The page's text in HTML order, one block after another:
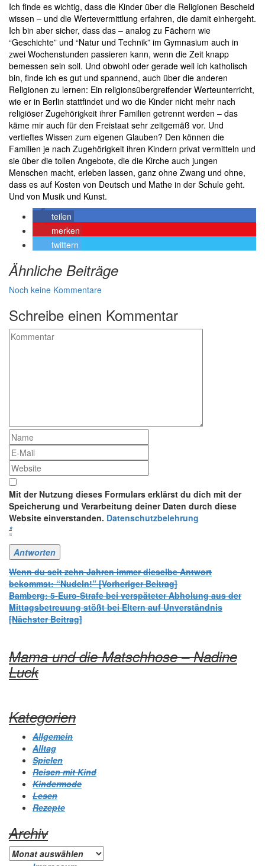
Ich finde es wichtig, dass die Kinder über die Religionen Bescheid
wissen – und die Wertevermittlung erfahren, die damit einhergeht.
Ich bin aber sicher, dass das – analog zu Fächern wie
“Geschichte” und “Natur und Technik” im Gymnasium auch in
zwei Wochenstunden passieren kann, wenn die Zeit knapp
bemessen sein soll. Und obwohl oder gerade weil ich katholisch
bin, finde ich es gut und spannend, auch über die anderen
Religionen zu lernen: Ein religionsübergreifender Werteunterricht,
wie er in Berlin stattfindet und wo die Kinder nicht mehr nach
religiöser Zugehörigkeit ihrer Familien getrennt werden – das
käme mir auch für den Freistaat sehr zeitgemäß vor. Und
vertieftes Wissen zum eigenen Glauben? Den können die
Familien je nach Zugehörigkeit ihren Kindern privat vermitteln und
sie über die tollen Angebote, die die Kirche auch jungen
Menschen macht, erleben lassen, ganz ohne Zwang und ohne,
dass es auf Kosten von Deutsch und Mathe in der Schule geht.
Und von Musik und Kunst.
teilen
merken
twittern
Ähnliche Beiträge
Noch keine Kommentare
Schreibe einen Kommentar
Mit der Nutzung dieses Formulars erklärst du dich mit der
Speicherung und Verarbeitung deiner Daten durch diese
Website einverstanden. Datenschutzbelehrung
*
Beitrags-
Navigation
Wenn du seit zehn Jahren immer dieselbe Antwort
bekommst: “Nudeln!” [Vorheriger Beitrag]
Bamberg: 5-Euro-Strafe bei verspäteter Abholung aus der
Mittagsbetreuung stößt bei Eltern auf Unverständnis
[Nächster Beitrag]
Mama und die Matschhose – Nadine
Luck
Kategorien
Allgemein
Alltag
Spielen
Reisen mit Kind
Kindermode
Lesen
Rezepte
Archiv
Archiv